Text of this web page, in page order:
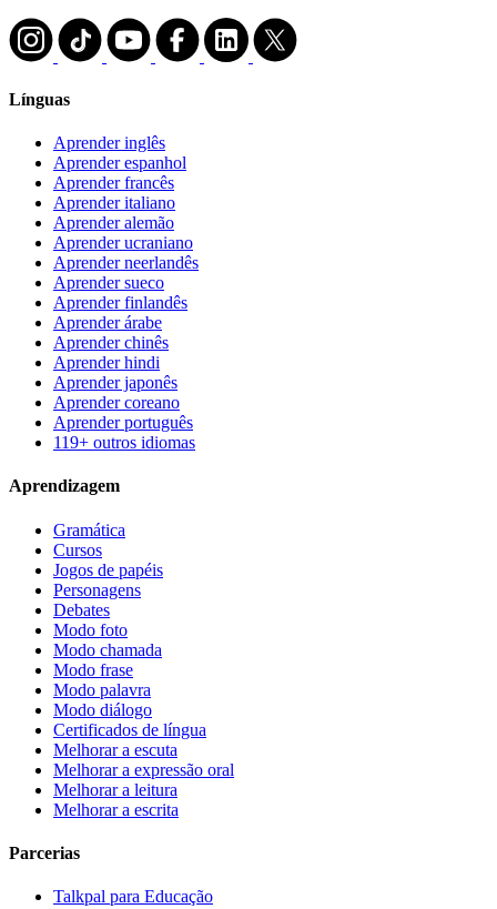
Línguas
Aprender inglês
Aprender espanhol
Aprender francês
Aprender italiano
Aprender alemão
Aprender ucraniano
Aprender neerlandês
Aprender sueco
Aprender finlandês
Aprender árabe
Aprender chinês
Aprender hindi
Aprender japonês
Aprender coreano
Aprender português
119+ outros idiomas
Aprendizagem
Gramática
Cursos
Jogos de papéis
Personagens
Debates
Modo foto
Modo chamada
Modo frase
Modo palavra
Modo diálogo
Certificados de língua
Melhorar a escuta
Melhorar a expressão oral
Melhorar a leitura
Melhorar a escrita
Parcerias
Talkpal para Educação